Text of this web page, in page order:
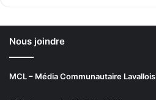
Nous joindre
MCL – Média Communautaire Lavallois